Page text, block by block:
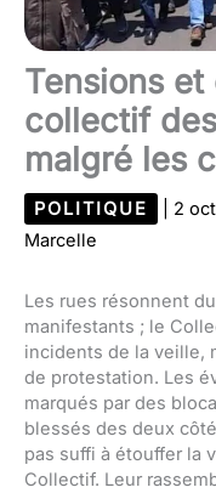
Tensions
collectif
malgré les
POLITIQUE 2
Marcelle
Les rues résonnent
manifestants ; le
incidents de la veille,
de protestation. Les
marqués par des
blessés des deux
pas suffi à étouffer la
Collectif. Leur